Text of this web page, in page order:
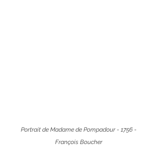
Portrait de Madame de Pompadour - 1756 -
François Boucher